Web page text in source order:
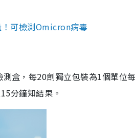
可檢測Omicron病毒
盒，每20劑獨立包裝為1個單位
分鐘知結果。